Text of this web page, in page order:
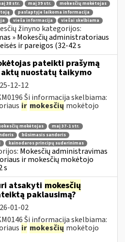
38 str. maį 39 str.
mokesčių mokėtojas
paslaptyje laikoma informacija
vieša informacija
viešai skelbiama
žinyno kategorijos:
» Mokesčių administratoriaus
ir pareigos (32-42 s
pateikti prašymą
nuostatų taikymo
12-12
Ši informacija skelbiama:
ir mokesčių mokėtojo
mokėtojas
maį 37-1 str.
būsimasis sandoris
kainodaros principų suderinimas
Mokesčių administravimas
ir mokesčių mokėtojo
s
atsakyti mokesčių
paklausimą?
01-02
Ši informacija skelbiama:
ir mokesčių mokėtojo